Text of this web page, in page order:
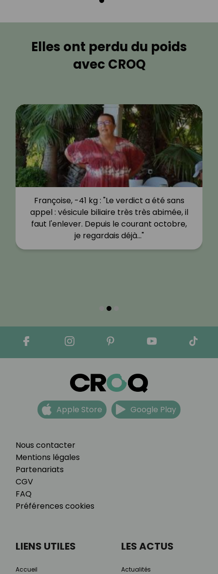
Elles ont perdu du poids
avec CROQ
Françoise, -41 kg : "Le verdict a été sans
appel : vésicule biliaire très très abimée, il
faut l'enlever. Depuis le courant octobre,
je regardais déjà…"
Nous contacter
Mentions légales
Partenariats
CGV
FAQ
Préférences cookies
Apple Store Google Play
LIENS UTILES
Accueil
LES ACTUS
Actualités